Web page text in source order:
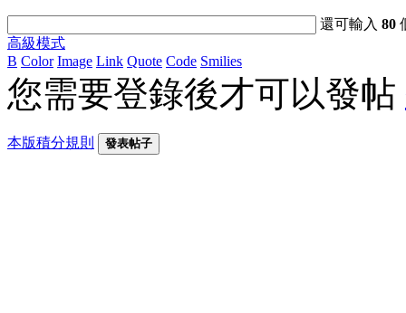
還可輸入80
高級模式
B Color Image Link Quote Code Smilies
您需要登錄後才可以發帖
本版積分規則 發表帖子